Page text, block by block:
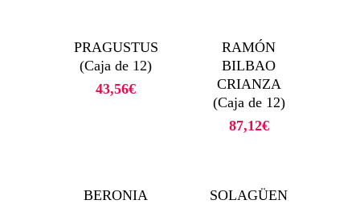
PRAGUSTUS
(Caja de 12)
43,56€
RAMÓN
BILBAO
CRIANZA
(Caja de 12)
87,12€
BERONIA
SOLAGÜEN